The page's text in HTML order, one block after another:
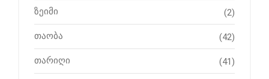
ზეიმი (2)
თაობა (42)
თარიღი (41)